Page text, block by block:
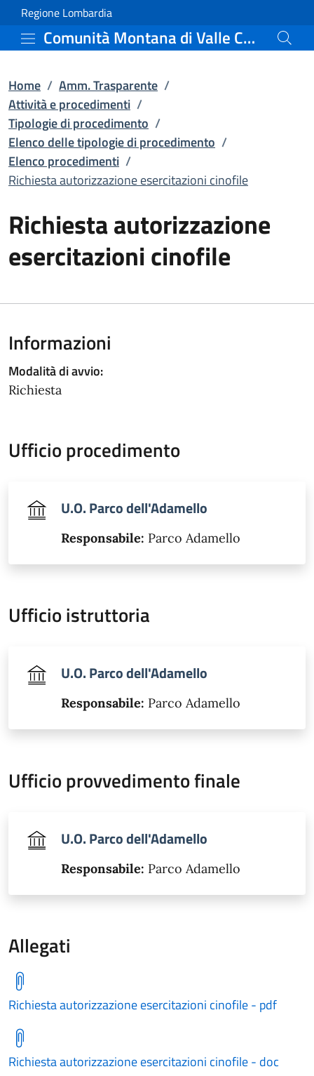
Vai al contenuto principale
Richiesta
Regione Lombardia
Comunità Montana di Valle Camonica
Home / Amm. Trasparente /
Attività e procedimenti /
Tipologie di procedimento /
Elenco delle tipologie di procedimento /
Elenco procedimenti /
Richiesta autorizzazione esercitazioni cinofile
Richiesta autorizzazione
esercitazioni cinofile
Informazioni
Modalità di avvio:
Richiesta
Ufficio procedimento
U.O. Parco dell'Adamello
Responsabile: Parco Adamello
Ufficio istruttoria
U.O. Parco dell'Adamello
Responsabile: Parco Adamello
Ufficio provvedimento finale
U.O. Parco dell'Adamello
Responsabile: Parco Adamello
Allegati
Richiesta autorizzazione esercitazioni cinofile - pdf
Richiesta autorizzazione esercitazioni cinofile - doc